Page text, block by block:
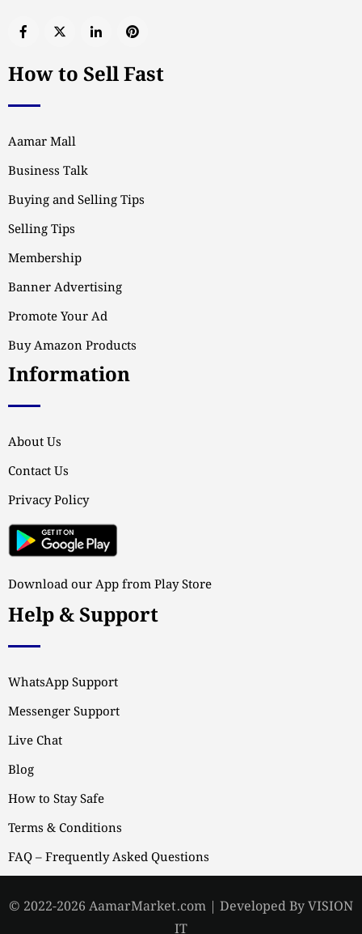
How to Sell Fast
Aamar Mall
Business Talk
Buying and Selling Tips
Selling Tips
Membership
Banner Advertising
Promote Your Ad
Buy Amazon Products
Information
About Us
Contact Us
Privacy Policy
Download our App from Play Store
Help & Support
WhatsApp Support
Messenger Support
Live Chat
Blog
How to Stay Safe
Terms & Conditions
FAQ – Frequently Asked Questions
© 2022-2026 AamarMarket.com | Developed By VISION
IT